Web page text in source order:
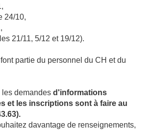
24/10,
21/11, 5/12 et 19/12).
partie du personnel du CH et du
les demandes d'informations
et les inscriptions sont à faire au
davantage de renseignements,